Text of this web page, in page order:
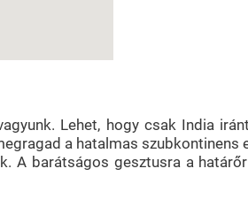
Lehet, hogy csak India
a hatalmas szubkontinens
A barátságos gesztusra a